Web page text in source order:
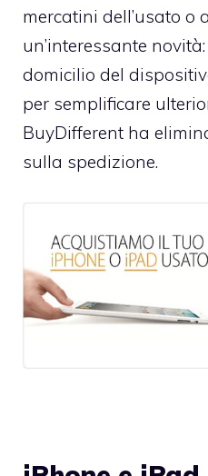
mercatini dell’usato o
un’interessante
domicilio del
per semplificare
BuyDifferent ha
sulla spedizione.